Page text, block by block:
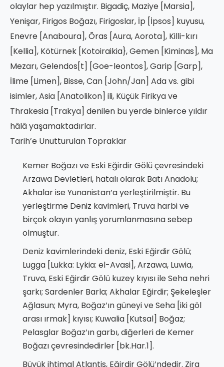
olaylar hep yazılmıştır. Bigadiç, Maziye [Marsia],
Yenişar, Firigos Boğazı, Firigoslar, İp [İpsos] kuyusu,
Enevre [Anaboura], Õras [Aura, Aorota], Killi-kırı
[Kellia], Kötürnek [Kotoiraikia}, Gemen [Kiminas], Ma
Mezarı, Gelendos[t] [Goe-leontos], Garip [Garp],
İlime [Limen], Bisse, Can [John/Jan] Ada vs. gibi
isimler, Asia [Anatolikon] ili, Küçük Firikya ve
Thrakesia [Trakya] denilen bu yerde binlerce yıldır
hâlâ yaşamaktadırlar.
Tarih’e Unutturulan Topraklar
Kemer Boğazı ve Eski Eğirdir Gölü çevresindeki
Arzawa Devletleri, hatalı olarak Batı Anadolu;
Akhalar ise Yunanistan’a yerleştirilmiştir. Bu
yerleştirme Deniz kavimleri, Truva harbi ve
birçok olayın yanlış yorumlanmasına sebep
olmuştur.
Deniz kavimlerindeki deniz, Eski Eğirdir Gölü;
Lugga [Lukka: Lykia: el-Avasi], Arzawa, Luwia,
Truva, Eski Eğirdir Gölü kuzey kıyısı ile Seha nehri
şarkı; Sardenler Barla; Akhalar Eğirdir; Şekeleşler
Ağlasun; Myra, Boğaz’ın güneyi ve Seha [iki göl
arası ırmak] kıyısı; Kuwalia [Kutsal] Boğaz;
Pelasglar Boğaz’ın garbı, diğerleri de Kemer
Boğazı çevresindedirler [bk.Har.1].
Büyük ihtimal Atlantis, Eğirdir Gölü’ndedir. Zira